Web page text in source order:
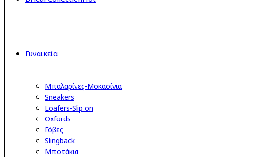
Γυναικεία
Μπαλαρίνες-Μοκασίνια
Sneakers
Loafers-Slip on
Oxfords
Γόβες
Slingback
Μποτάκια